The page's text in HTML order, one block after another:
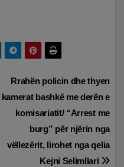
Rrahën policin dhe thyen
kamerat bashkë me derën e
komisariatit/ “Arrest me
burg” për njërin nga
vëllezërit, lirohet nga qelia
Kejni Selimllari